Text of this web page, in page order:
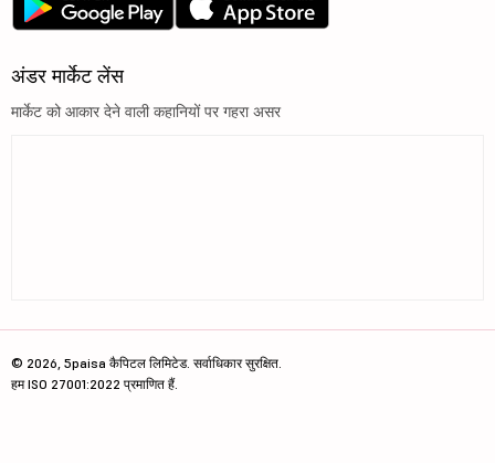
अंडर मार्केट लेंस
मार्केट को आकार देने वाली कहानियों पर गहरा असर
© 2026, 5paisa कैपिटल लिमिटेड. सर्वाधिकार सुरक्षित.
हम ISO 27001:2022 प्रमाणित हैं.